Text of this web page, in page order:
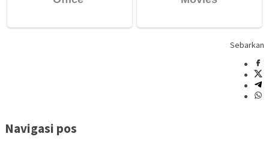
Sebarkan
Navigasi pos